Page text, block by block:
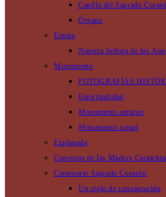
Capilla del Sagrado
Órgano
Ermita
Nuestra Señora de los
Monumento
FOTOGRAFÍAS
Espiritualidad
Monumento antiguo
Monumento actual
Explanada
Convento de las Madres
Centenario Sagrado Corazón
Un siglo de consagración